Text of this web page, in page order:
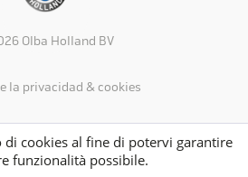
Olba Holland BV
la privacidad & cookies
di cookies al fine di potervi garantire
funzionalità possibile.